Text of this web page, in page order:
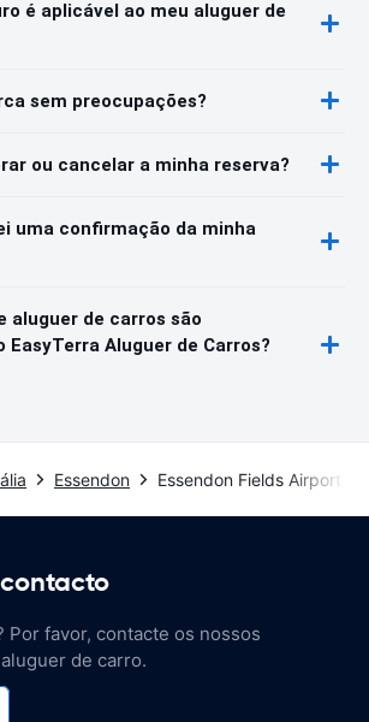
é aplicável ao meu aluguer de
sem preocupações?
ou cancelar a minha reserva?
uma confirmação da minha
aluguer de carros são
EasyTerra Aluguer de Carros?
Essendon Essendon Fields Airport
Por favor, contacte os nossos
de carro.